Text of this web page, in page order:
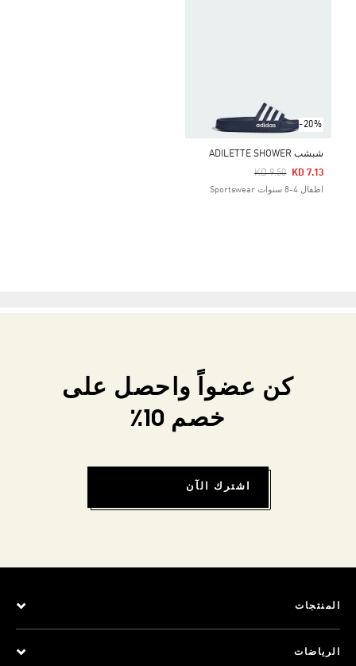
-20%
شبشب ADILETTE SHOWER
Price Reduced From
KD 9.50
To KD 7.13
اطفال 4-8 سنوات Sportswear
كن عضواً واحصل على
خصم 10٪
اشترك الآن
المنتجات
الرياضات